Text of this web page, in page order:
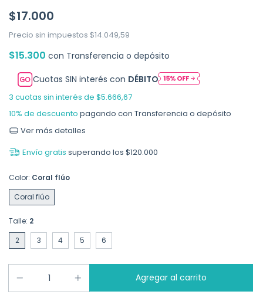
$17.000
Precio sin impuestos $14.049,59
$15.300 con Transferencia o depósito
Cuotas SIN interés con DÉBITO
3 cuotas sin interés de $5.666,67
10% de descuento pagando con Transferencia o depósito
Ver más detalles
Envío gratis superando los $120.000
Color: Coral flúo
Coral flúo
Talle: 2
2
3 4 5 6